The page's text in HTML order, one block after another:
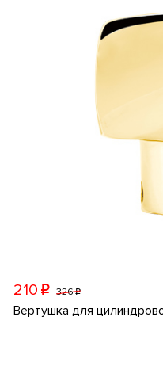
210 p 326p
Вертушка для